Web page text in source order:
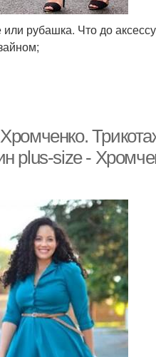
рубашка. Что до
plus-size -